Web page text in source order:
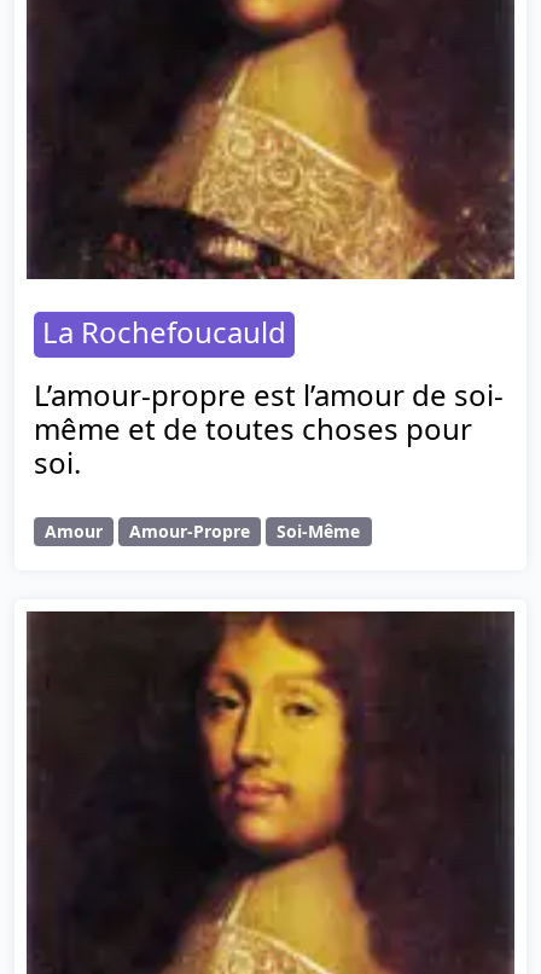
La Rochefoucauld
L’amour-propre est l’amour de soi-
même et de toutes choses pour
soi.
Amour Amour-Propre Soi-Même